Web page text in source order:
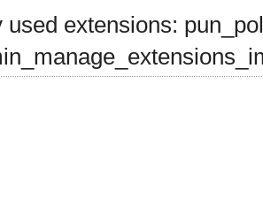
used extensions: